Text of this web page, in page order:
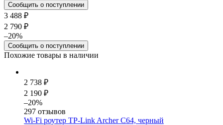
Сообщить о поступлении
3 488 ₽
2 790 ₽
–20%
Сообщить о поступлении
Похожие товары в наличии
2 738 ₽
2 190 ₽
–20%
297 отзывов
Wi-Fi роутер TP-Link Archer C64, черный